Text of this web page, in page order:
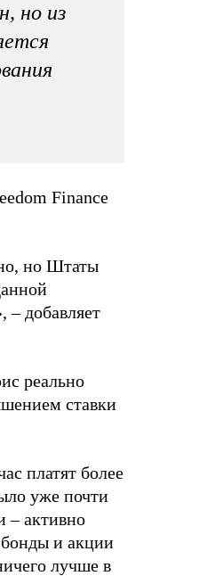
но из
Finance
но Штаты
добавляет
реально
ставки
платят более
уже почти
– активно
и акции
лучше в